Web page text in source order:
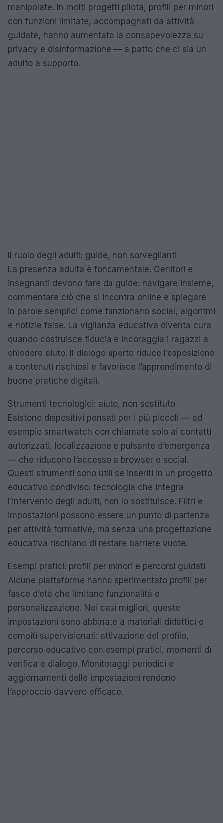
manipolate. In molti progetti pilota, profili per minori
con funzioni limitate, accompagnati da attività
guidate, hanno aumentato la consapevolezza su
privacy e disinformazione — a patto che ci sia un
adulto a supporto.
Il ruolo degli adulti: guide, non sorveglianti
La presenza adulta è fondamentale. Genitori e
insegnanti devono fare da guide: navigare insieme,
commentare ciò che si incontra online e spiegare
in parole semplici come funzionano social, algoritmi
e notizie false. La vigilanza educativa diventa cura
quando costruisce fiducia e incoraggia i ragazzi a
chiedere aiuto. Il dialogo aperto riduce l’esposizione
a contenuti rischiosi e favorisce l’apprendimento di
buone pratiche digitali.
Strumenti tecnologici: aiuto, non sostituto
Esistono dispositivi pensati per i più piccoli — ad
esempio smartwatch con chiamate solo ai contatti
autorizzati, localizzazione e pulsante d’emergenza
— che riducono l’accesso a browser e social.
Questi strumenti sono utili se inseriti in un progetto
educativo condiviso: tecnologia che integra
l’intervento degli adulti, non lo sostituisce. Filtri e
impostazioni possono essere un punto di partenza
per attività formative, ma senza una progettazione
educativa rischiano di restare barriere vuote.
Esempi pratici: profili per minori e percorsi guidati
Alcune piattaforme hanno sperimentato profili per
fasce d’età che limitano funzionalità e
personalizzazione. Nei casi migliori, queste
impostazioni sono abbinate a materiali didattici e
compiti supervisionati: attivazione del profilo,
percorso educativo con esempi pratici, momenti di
verifica e dialogo. Monitoraggi periodici e
aggiornamenti delle impostazioni rendono
l’approccio davvero efficace.